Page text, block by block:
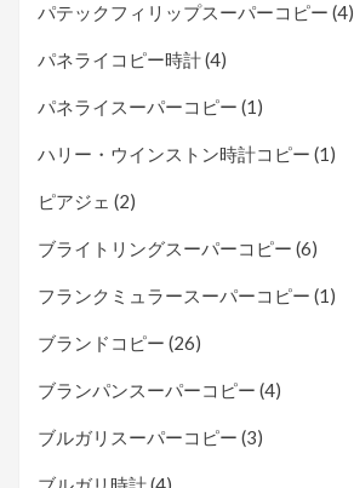
パテックフィリップスーパーコピー (4)
パネライコピー時計(4)
パネライスーパーコピー (1)
ハリー・ウインストン時計コピー (1)
ピアジェ (2)
ブライトリングスーパーコピー (6)
フランクミュラースーパーコピー (1)
ブランドコピー (26)
ブランパンスーパーコピー (4)
ブルガリスーパーコピー (3)